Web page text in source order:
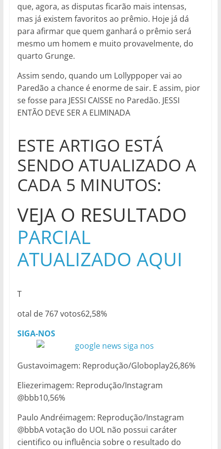
que, agora, as disputas ficarão mais intensas,
mas já existem favoritos ao prêmio. Hoje já dá
para afirmar que quem ganhará o prêmio será
mesmo um homem e muito provavelmente, do
quarto Grunge.
Assim sendo, quando um Lollyppoper vai ao
Paredão a chance é enorme de sair. E assim, pior
se fosse para JESSI CAISSE no Paredão. JESSI
ENTÃO DEVE SER A ELIMINADA
ESTE ARTIGO ESTÁ
SENDO ATUALIZADO A
CADA 5 MINUTOS:
VEJA O RESULTADO
PARCIAL
ATUALIZADO AQUI
T
otal de 767 votos62,58%
SIGA-NOS
Gustavoimagem: Reprodução/Globoplay26,86%
Eliezerimagem: Reprodução/Instagram
@bbb10,56%
Paulo Andréimagem: Reprodução/Instagram
@bbbA votação do UOL não possui caráter
cientifico ou influência sobre o resultado do